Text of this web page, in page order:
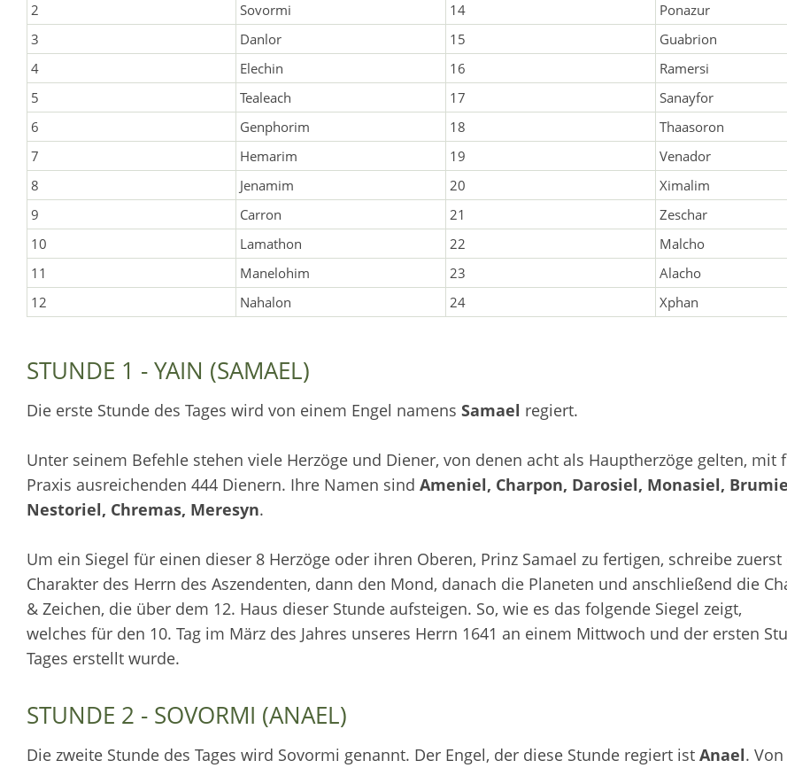
2
Sovormi 14
Ponazur
3
Danlor 15
Guabrion
4
Elechin 16
Ramersi
5
Tealeach 17
Sanayfor
6
Genphorim 18
Thaasoron
7
Hemarim 19
Venador
8
Jenamim 20
Ximalim
9
Carron 21
Zeschar
10
Lamathon 22
Malcho
11
Manelohim 23
Alacho
12
Nahalon 24 Xphan
STUNDE 1 - YAIN (SAMAEL)
Die erste Stunde des Tages wird von einem Engel namens Samael regiert.
Unter seinem Befehle stehen viele Herzöge und Diener, von denen acht als Hauptherzöge gelten, mit
Praxis ausreichenden 444 Dienern. Ihre Namen sind Ameniel, Charpon, Darosiel, Monasiel,
Nestoriel, Chremas, Meresyn.
Um ein Siegel für einen dieser 8 Herzöge oder ihren Oberen, Prinz Samael zu fertigen, schreibe zuerst
Charakter des Herrn des Aszendenten, dann den Mond, danach die Planeten und anschließend die
& Zeichen, die über dem 12. Haus dieser Stunde aufsteigen. So, wie es das folgende Siegel zeigt,
welches für den 10. Tag im März des Jahres unseres Herrn 1641 an einem Mittwoch und der ersten
Tages erstellt wurde.
STUNDE 2 - SOVORMI (ANAEL)
Die zweite Stunde des Tages wird Sovormi genannt. Der Engel, der diese Stunde regiert ist Anael.